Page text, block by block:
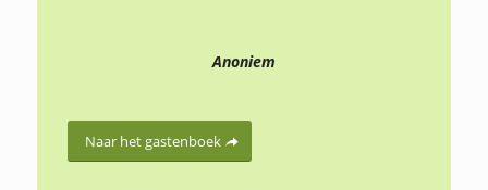
Anoniem
Naar het gastenboek